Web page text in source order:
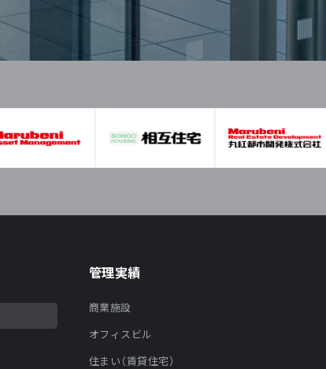
管理実績
商業施設
オフィスビル
住まい（賃貸住宅）